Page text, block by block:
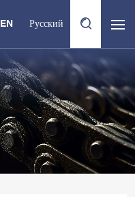
EN Русский